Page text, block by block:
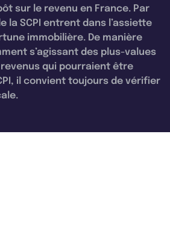
sur le revenu en France. Par
la SCPI entrent dans l’assiette
immobilière. De manière
s’agissant des plus-values
qui pourraient être
il convient toujours de vérifier